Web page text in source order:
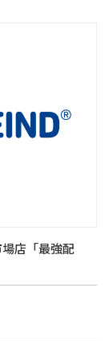
場店「最強配